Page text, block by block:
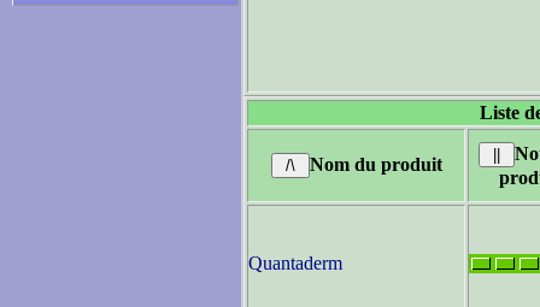
Liste
Nom du produit
Quantaderm